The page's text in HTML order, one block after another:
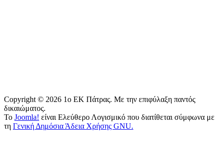
Copyright © 2026 1o EK Πάτρας. Με την επιφύλαξη παντός
δικαιώματος.
Το Joomla! είναι Ελεύθερο Λογισμικό που διατίθεται σύμφωνα με
τη Γενική Δημόσια Άδεια Χρήσης GNU.